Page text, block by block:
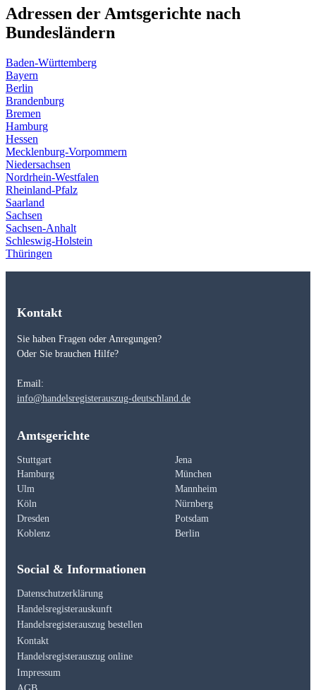
Adressen der Amtsgerichte nach
Bundesländern
Baden-Württemberg
Bayern
Berlin
Brandenburg
Bremen
Hamburg
Hessen
Mecklenburg-Vorpommern
Niedersachsen
Nordrhein-Westfalen
Rheinland-Pfalz
Saarland
Sachsen
Sachsen-Anhalt
Schleswig-Holstein
Thüringen
Kontakt
Sie haben Fragen oder Anregungen?
Oder Sie brauchen Hilfe?
Email:
info@handelsregisterauszug-deutschland.de
Amtsgerichte
Stuttgart
Jena
Hamburg
München
Ulm
Mannheim
Köln
Nürnberg
Dresden
Potsdam
Koblenz
Berlin
Social & Informationen
Datenschutzerklärung
Handelsregisterauskunft
Handelsregisterauszug bestellen
Kontakt
Handelsregisterauszug online
Impressum